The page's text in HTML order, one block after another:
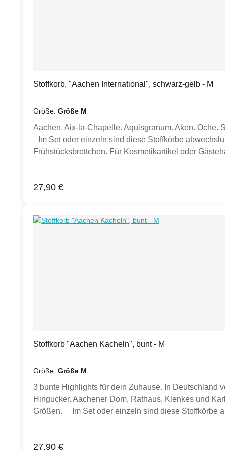
Stoffkorb, "Aachen International", schwarz-gelb - M
Größe: Größe M
Aachen. Aix-la-Chapelle. Aquisgranum. Aken.
Im Set oder einzeln sind diese Stoffkörbe
Frühstücksbrettchen. Für Kosmetikartikel oder
Geschenk-Set?Stell hier im Webshop ein
Größen erhältlich. Bitte wähle deine Wunschgröße
Regulärer Preis:
27,90 €
Stoffkorb "Aachen Kacheln", bunt - M
Größe: Größe M
3 bunte Highlights für dein Zuhause. In Deutschland
Hingucker. Aachener Dom, Rathaus, Klenkes und
Größen. Im Set oder einzeln sind diese Stoffkörbe
dich genäht, ebenfalls in Deutschland. Du suchst
Regulärer Preis:
27,90 €